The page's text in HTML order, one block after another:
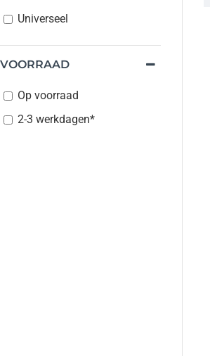
Universeel
VOORRAAD
Op voorraad
2-3 werkdagen*